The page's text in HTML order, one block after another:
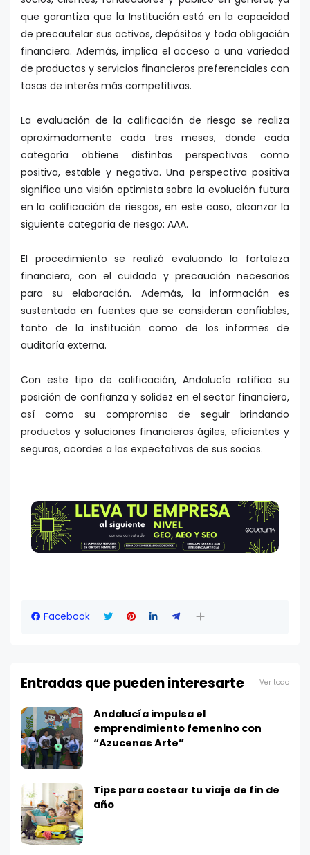
que garantiza que la Institución está en la capacidad
de precautelar sus activos, depósitos y toda obligación
financiera. Además, implica el acceso a una variedad
de productos y servicios financieros preferenciales con
tasas de interés más competitivas.
La evaluación de la calificación de riesgo se realiza
aproximadamente cada tres meses, donde cada
categoría obtiene distintas perspectivas como
positiva, estable y negativa. Una perspectiva positiva
significa una visión optimista sobre la evolución futura
en la calificación de riesgos, en este caso, alcanzar la
siguiente categoría de riesgo: AAA.
El procedimiento se realizó evaluando la fortaleza
financiera, con el cuidado y precaución necesarios
para su elaboración. Además, la información es
sustentada en fuentes que se consideran confiables,
tanto de la institución como de los informes de
auditoría externa.
Con este tipo de calificación, Andalucía ratifica su
posición de confianza y solidez en el sector financiero,
así como su compromiso de seguir brindando
productos y soluciones financieras ágiles, eficientes y
seguras, acordes a las expectativas de sus socios.
Facebook
Entradas que pueden interesarte Ver todo
Andalucía impulsa el
emprendimiento femenino con
“Azucenas Arte”
Tips para costear tu viaje de fin de
año